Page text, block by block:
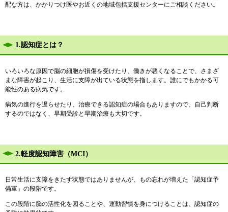
配な方は、かかりつけ医やお近くの地域包括支援センターにご相談ください。
1.認知症とは？
いろいろな原因で脳の細胞が損傷を受けたり、働きが悪くなることで、さまざ
まな障害が起こり、生活に支障が出ている状態を指します。誰にでもかかる可
能性のある病気です。
病気の進行を遅らせたり、治療できる認知症の場合もありますので、自己判断
するのではなく、早期受診と早期治療も大切です。
2.軽度認知障害（MCI）
日常生活に支障をきたす状態ではありませんが、もの忘れが増えた「認知症予
備軍」の段階です。
この段階に脳の活性化を図ることや、運動習慣を身につけることは、認知症の